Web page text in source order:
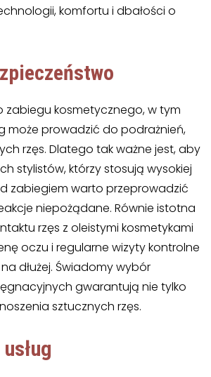
komfortu i dbałości o
zabiegu kosmetycznego, w tym
może prowadzić do podrażnień,
rzęs. Dlatego tak ważne jest, aby
stylistów, którzy stosują wysokiej
zabiegiem warto przeprowadzić
niepożądane. Równie istotna
rzęs z oleistymi kosmetykami
oczu i regularne wizyty kontrolne
dłużej. Świadomy wybór
gwarantują nie tylko
sztucznych rzęs.